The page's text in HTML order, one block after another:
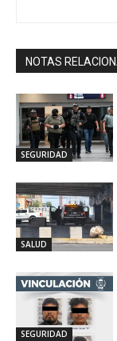
NOTAS
SEGURIDAD
SALUD
SEGURIDAD